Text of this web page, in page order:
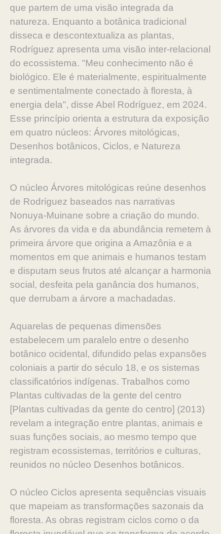
que partem de uma visão integrada da
natureza. Enquanto a botânica tradicional
disseca e descontextualiza as plantas,
Rodríguez apresenta uma visão inter-relacional
do ecossistema. "Meu conhecimento não é
biológico. Ele é materialmente, espiritualmente
e sentimentalmente conectado à floresta, à
energia dela", disse Abel Rodríguez, em 2024.
Esse princípio orienta a estrutura da exposição
em quatro núcleos: Árvores mitológicas,
Desenhos botânicos, Ciclos, e Natureza
integrada.
O núcleo Árvores mitológicas reúne desenhos
de Rodríguez baseados nas narrativas
Nonuya-Muinane sobre a criação do mundo.
As árvores da vida e da abundância remetem à
primeira árvore que origina a Amazônia e a
momentos em que animais e humanos testam
e disputam seus frutos até alcançar a harmonia
social, desfeita pela ganância dos humanos,
que derrubam a árvore a machadadas.
Aquarelas de pequenas dimensões
estabelecem um paralelo entre o desenho
botânico ocidental, difundido pelas expansões
coloniais a partir do século 18, e os sistemas
classificatórios indígenas. Trabalhos como
Plantas cultivadas de la gente del centro
[Plantas cultivadas da gente do centro] (2013)
revelam a integração entre plantas, animais e
suas funções sociais, ao mesmo tempo que
registram ecossistemas, territórios e culturas,
reunidos no núcleo Desenhos botânicos.
O núcleo Ciclos apresenta sequências visuais
que mapeiam as transformações sazonais da
floresta. As obras registram ciclos como o da